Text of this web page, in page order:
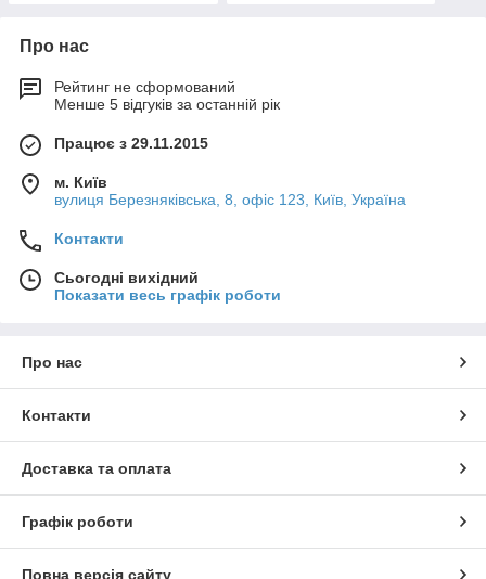
Про нас
Рейтинг не сформований
Менше 5 відгуків за останній рік
Працює з 29.11.2015
м. Київ
вулиця Березняківська, 8, офіс 123, Київ, Україна
Контакти
Сьогодні вихідний
Показати весь графік роботи
Про нас
Контакти
Доставка та оплата
Графік роботи
Повна версія сайту